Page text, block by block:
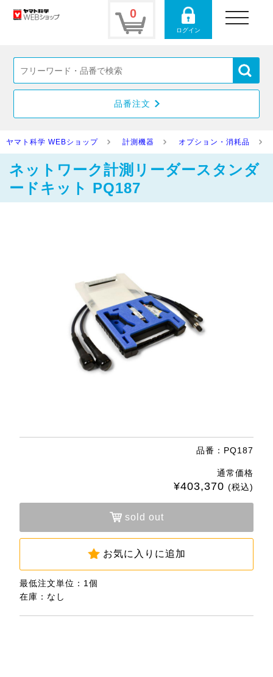
0
ログイン
toggle
navigation
品番注文
ヤマト科学 WEBショップ 計測機器 オプション・消耗品
ネットワーク計測リーダースタンダ
ードキット PQ187
品番：PQ187
通常価格
¥403,370 (税込)
sold out
お気に入りに追加
最低注文単位：1個
在庫：なし